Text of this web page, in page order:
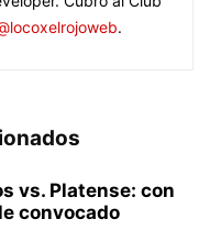
.
vs. Platense: con
convocado